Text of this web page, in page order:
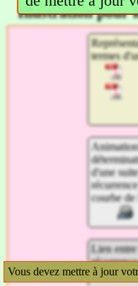
Illustration pour
termes
d'une
courbe
Lien
explicite
Vous devez mettre à jour